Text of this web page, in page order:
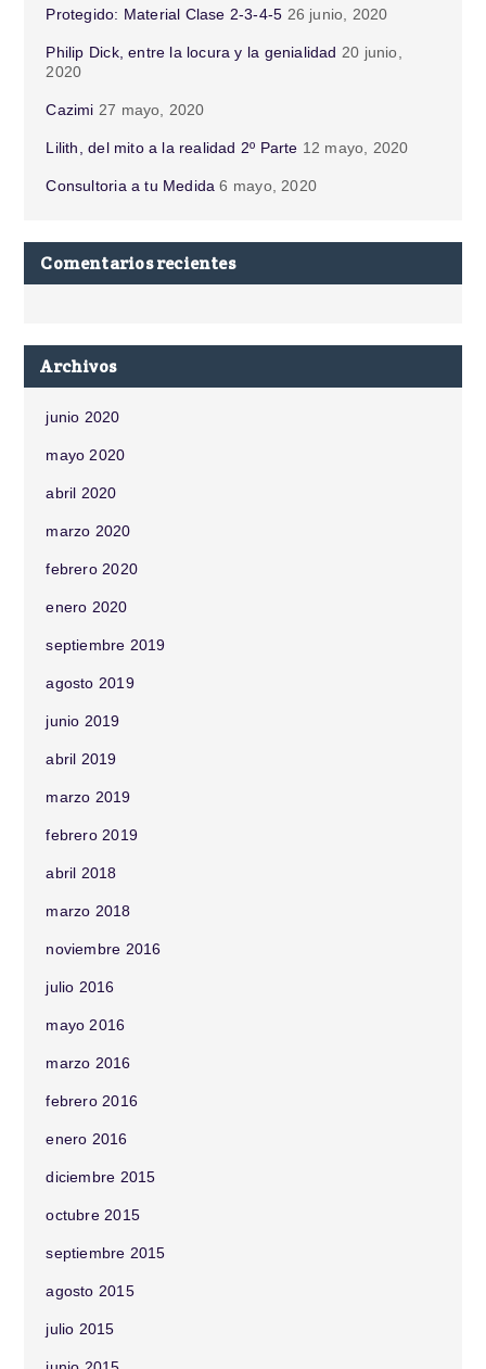
Protegido: Material Clase 2-3-4-5 26 junio, 2020
Philip Dick, entre la locura y la genialidad 20 junio,
2020
Cazimi 27 mayo, 2020
Lilith, del mito a la realidad 2º Parte 12 mayo, 2020
Consultoria a tu Medida 6 mayo, 2020
Comentarios recientes
Archivos
junio 2020
mayo 2020
abril 2020
marzo 2020
febrero 2020
enero 2020
septiembre 2019
agosto 2019
junio 2019
abril 2019
marzo 2019
febrero 2019
abril 2018
marzo 2018
noviembre 2016
julio 2016
mayo 2016
marzo 2016
febrero 2016
enero 2016
diciembre 2015
octubre 2015
septiembre 2015
agosto 2015
julio 2015